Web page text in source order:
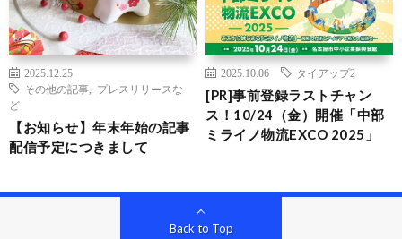
2025.12.25
その他の記事
プレスリリースな
ど
【お知らせ】年末年始の記事
配信予定につきまして
2025.10.06 タイアップ2
[PR]事前登録ラストチャン
ス！10/24（金）開催「中部
ミライノ物流EXCO 2025」
Back to Top